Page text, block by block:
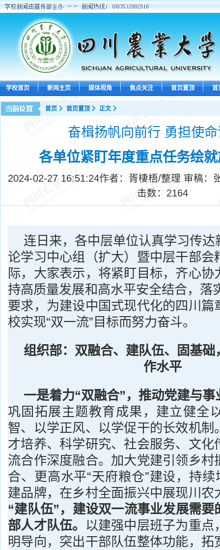
学校首页 新闻主页 媒体视角 焦点关注 首页置顶 首
首页 首页置顶 正文
奋楫扬帆向前行 勇担使
各单位紧盯年度重点任务绘
2024-02-27 16:51:24作者：胥棲梧/整理 审稿：
击数： 2164
连日来，各中层单位认真学习传
论学习中心组（扩大）暨中层干部会
际，大家表示，将紧盯目标，齐心协
持高质量发展和高水平安全结合，落
要求，为建设中国式现代化的四川篇
校实现“双一流”目标而努力奋斗。
组织部：双融合、 建队伍、固基础
作水平
一是着力“双融合”，推动党建与
巩固拓展主题教育成果，建立健全
智、以学正风、以学促干的长效机制
才培养、科学研究、社会服务、文化
流合作深度融合。加大党建引领乡村
合、更高水平“天府粮仓”建设，持续
建品牌，在乡村全面振兴中展现川农
“建队伍”，建设双一流事业发展需要
部人才队伍。
以建强中层班子为重点
明导向，突出干部队伍整体功能，拓